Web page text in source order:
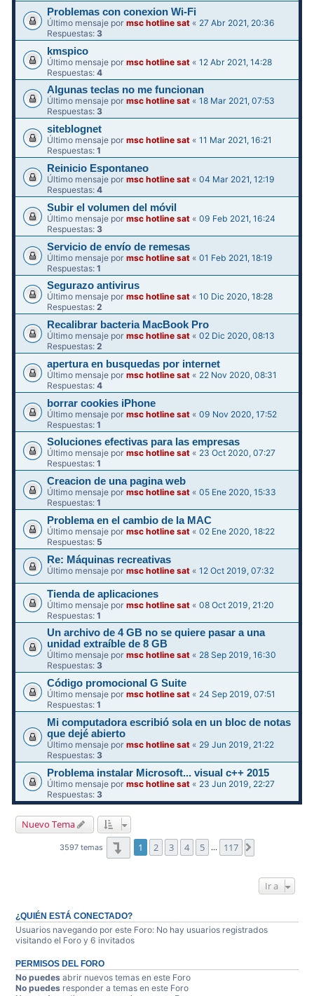
Problemas con conexion Wi-Fi
Último mensaje pormsc hotline sat « 27 Abr 2021, 20:36
Respuestas: 3
kmspico
Último mensaje pormsc hotline sat «12 Abr 2021, 14:28
Respuestas:4
Algunas teclas no me funcionan
Último mensaje pormsc hotline sat «18 Mar 2021, 07:53
Respuestas: 3
siteblognet
Último mensaje pormsc hotline sat «11 Mar 2021, 16:21
Respuestas:1
Reinicio Espontaneo
Último mensaje pormsc hotline sat «04 Mar 2021, 12:19
Respuestas:4
Subir el volumen del móvil
Último mensaje pormsc hotline sat «09 Feb 2021, 16:24
Respuestas:3
Servicio de envío de remesas
Último mensaje pormsc hotline sat «01 Feb 2021, 18:19
Respuestas:1
Segurazo antivirus
Último mensaje pormsc hotline sat «10 Dic 2020, 18:28
Respuestas:2
Recalibrar bacteria MacBook Pro
Último mensaje pormsc hotline sat «02 Dic 2020, 08:13
Respuestas:2
apertura en busquedas por internet
Último mensaje pormsc hotline sat « 22 Nov 2020, 08:31
Respuestas:4
borrar cookies iPhone
Último mensaje pormsc hotline sat «09 Nov 2020, 17:52
Respuestas:1
Soluciones efectivas para las empresas
Último mensaje pormsc hotline sat « 23 Oct 2020, 07:27
Respuestas:1
Creacion de una pagina web
Último mensaje pormsc hotline sat «05 Ene 2020, 15:33
Respuestas:1
Problema en el cambio de la MAC
Último mensaje pormsc hotline sat «02 Ene 2020, 18:22
Respuestas: 5
Re: Máquinas recreativas
Último mensaje pormsc hotline sat «12 Oct 2019, 07:32
Tienda de aplicaciones
Último mensaje pormsc hotline sat «08 Oct 2019, 21:20
Respuestas:1
Un archivo de 4 GB no se quiere pasar a una
unidad extraíble de 8 GB
Último mensaje pormsc hotline sat « 28 Sep 2019, 16:30
Respuestas: 3
Código promocional G Suite
Último mensaje pormsc hotline sat « 24 Sep 2019, 07:51
Respuestas:1
Mi computadora escribió sola en un bloc de notas
que dejé abierto
Último mensaje pormsc hotline sat « 29 Jun 2019, 21:22
Respuestas: 3
Problema instalar Microsoft... visual c++ 2015
Último mensaje pormsc hotline sat « 23 Jun 2019, 22:27
Respuestas:3
Nuevo Tema
3597 temas Página1 de 117
1 2 3 4 5 … 117
Ir a
¿QUIÉN ESTÁ CONECTADO?
Usuarios navegando por este Foro: No hay usuarios registrados
visitando el Foro y 6 invitados
PERMISOS DEL FORO
No puedes abrir nuevos temas en este Foro
No puedes responder a temas en este Foro